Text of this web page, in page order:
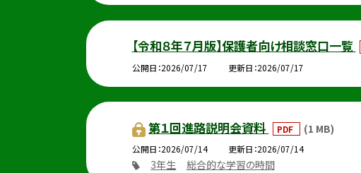
【令和８年７月版】保護者向け相談窓口一覧
公開日 2026/07/17 更新日 2026/07/17
第１回進路説明会資料 PDF (1 MB)
公開日 2026/07/14 更新日 2026/07/14
3年生 総合的な学習の時間